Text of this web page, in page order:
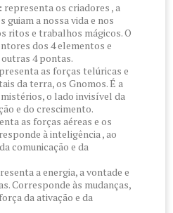
representa os criadores , a
guiam a nossa vida e nos
ritos e trabalhos mágicos. O
dos 4 elementos e
4 pontas.
as forças telúricas e
da terra, os Gnomos. É a
o lado invisível da
e do crescimento.
as forças aéreas e os
à inteligência , ao
comunicação e da
a energia, a vontade e
Corresponde às mudanças,
da ativação e da